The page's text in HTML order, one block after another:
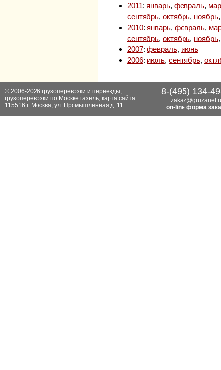
2011: январь, февраль,
сентябрь, октябрь, ноябрь
2010: январь, февраль,
сентябрь, октябрь, ноябрь
2007: февраль, июнь
2006: июль, сентябрь,
© 2006-2026 грузоперевозки и переезды,
грузоперевозки по Москве газель, карта сайта
115516 г. Москва, ул. Промышленная д. 11
8-(495) 134-
on-line форма